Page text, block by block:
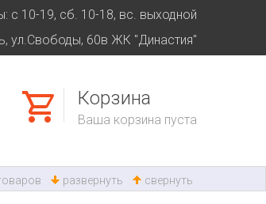
с 10-19, сб. 10-18, вс. выходной
ул.Свободы, 60в ЖК "Династия"
Корзина
Ваша корзина пуста
развернуть свернуть